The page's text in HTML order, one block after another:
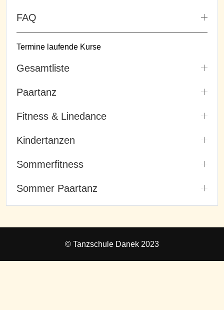
FAQ
Termine laufende Kurse
Gesamtliste
Paartanz
Fitness & Linedance
Kindertanzen
Sommerfitness
Sommer Paartanz
© Tanzschule Danek 2023